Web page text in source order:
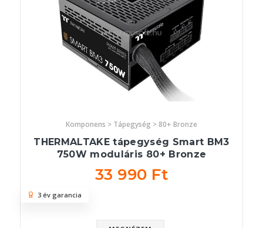
Komponens > Tápegység > 80+ Bronze
THERMALTAKE tápegység Smart BM3
750W moduláris 80+ Bronze
33 990 Ft
3 év garancia